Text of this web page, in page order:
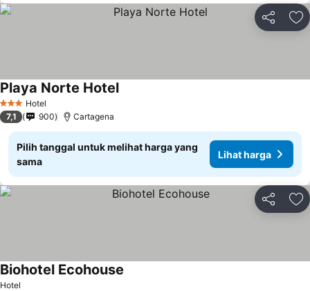
Bagikan
3 BintangHotel
Playa Norte Hotel
7,1 900 Cartagena
Pilih tanggal untuk melihat harga yang
sama
Lihat harga
Bagikan
Hotel
Biohotel Ecohouse